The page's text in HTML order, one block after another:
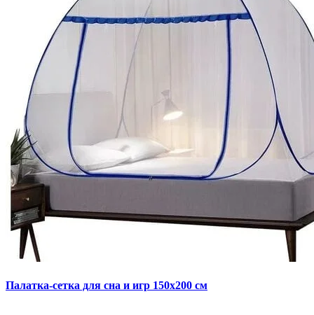
Палатка-сетка для сна и игр 150х200 см